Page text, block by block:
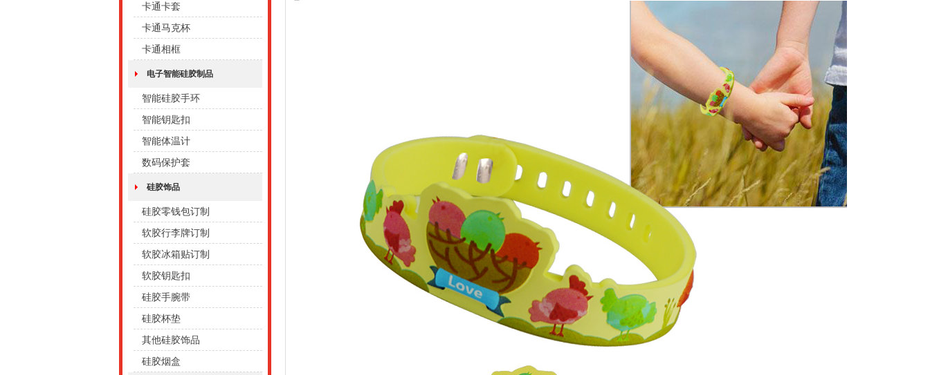
卡通卡套
卡通马克杯
卡通相框
电子智能硅胶制品
智能硅胶手环
智能钥匙扣
智能体温计
数码保护套
硅胶饰品
硅胶零钱包订制
软胶行李牌订制
软胶冰箱贴订制
软胶钥匙扣
硅胶手腕带
硅胶杯垫
其他硅胶饰品
硅胶烟盒